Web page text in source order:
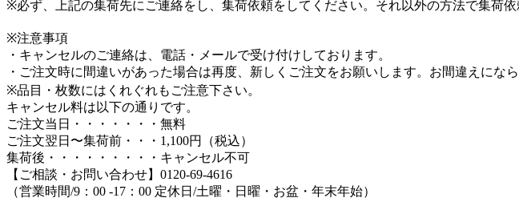
※必ず、上記の集荷先にご連絡をし、集荷依頼をしてください。それ以外の方法で集荷
※注意事項
・キャンセルのご連絡は、電話・メールで受け付けしております。
・ご注文時に間違いがあった場合は再度、新しくご注文をお願いします。お間違えに
※品目・枚数にはくれぐれもご注意下さい。
キャンセル料は以下の通りです。
ご注文当日・・・・・・・無料
ご注文翌日〜集荷前・・・1,100円（税込）
集荷後・・・・・・・・・キャンセル不可
【ご相談・お問い合わせ】0120-69-4616
（営業時間/9：00 -17：00 定休日/土曜・日曜・お盆・年末年始）